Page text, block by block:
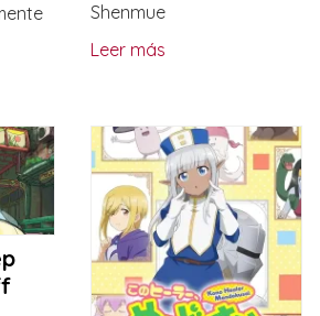
Shenmue
Leer más